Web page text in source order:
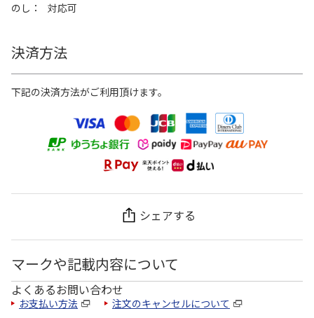
のし
対応可
決済方法
下記の決済方法がご利用頂けます。
シェアする
マークや記載内容について
よくあるお問い合わせ
お支払い方法 注文のキャンセルについて